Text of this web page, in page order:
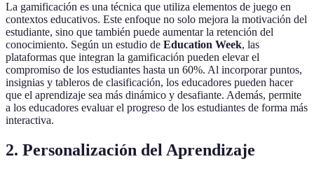
La gamificación es una técnica que utiliza elementos de juego en
contextos educativos. Este enfoque no solo mejora la motivación del
estudiante, sino que también puede aumentar la retención del
conocimiento. Según un estudio de Education Week, las
plataformas que integran la gamificación pueden elevar el
compromiso de los estudiantes hasta un 60%. Al incorporar puntos,
insignias y tableros de clasificación, los educadores pueden hacer
que el aprendizaje sea más dinámico y desafiante. Además, permite
a los educadores evaluar el progreso de los estudiantes de forma más
interactiva.
2. Personalización del Aprendizaje